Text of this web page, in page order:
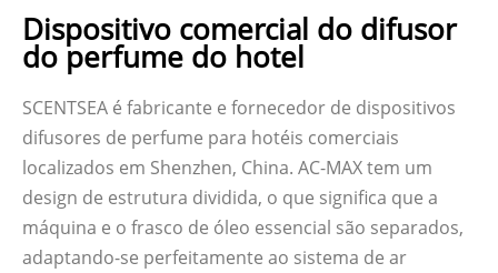
Dispositivo comercial do difusor
do perfume do hotel
SCENTSEA é fabricante e fornecedor de dispositivos
difusores de perfume para hotéis comerciais
localizados em Shenzhen, China. AC-MAX tem um
design de estrutura dividida, o que significa que a
máquina e o frasco de óleo essencial são separados,
adaptando-se perfeitamente ao sistema de ar